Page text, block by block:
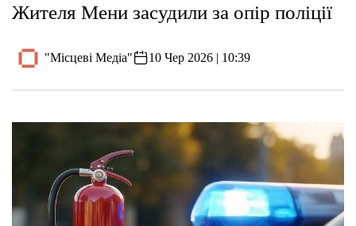
Жителя Мени засудили за опір поліції
"Місцеві Медіа" 10 Чер 2026 | 10:39